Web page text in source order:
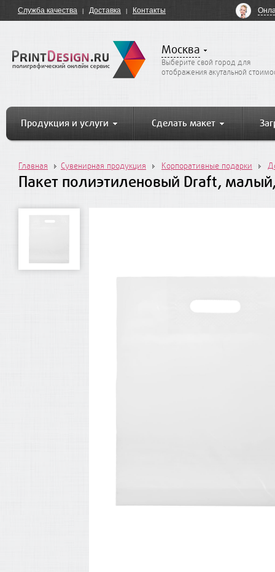
Служба качества Доставка Контакты
Москва
Выберите свой город для
отображения акутальной
Продукция и услуги Сделать макет
Главная Сувенирная продукция Корпоративные подарки
Пакет полиэтиленовый Draft,